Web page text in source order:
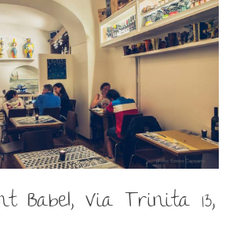
Babel, Via Trinita 13,